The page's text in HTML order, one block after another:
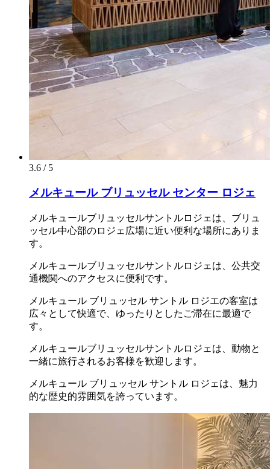
3.6 / 5
メルキュール ブリュッセル センター ロジェ
メルキュールブリュッセルサントルロジェは、ブリュ
ッセル中心部のロジェ広場に近い便利な場所にありま
す。
メルキュールブリュッセルサントルロジェは、公共交
通機関へのアクセスに便利です。
メルキュール ブリュッセル サントル ロジエの客室は
広々として快適で、ゆったりとしたご滞在に最適で
す。
メルキュールブリュッセルサントルロジェは、動物と
一緒に旅行されるお客様を歓迎します。
メルキュール ブリュッセル サントル ロジェは、魅力
的な歴史的雰囲気を誇っています。